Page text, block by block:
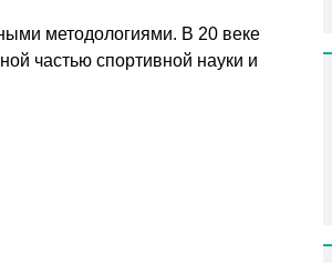
методологиями. В 20 веке
частью спортивной науки и